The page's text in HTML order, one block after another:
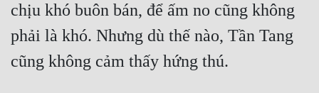
chịu khó buôn bán, để ấm no cũng không
phải là khó. Nhưng dù thế nào, Tần Tang
cũng không cảm thấy hứng thú.